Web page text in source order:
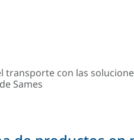
transporte con las
Sames